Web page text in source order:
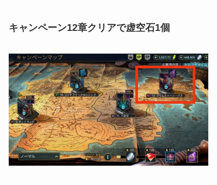
キャンペーン12章クリアで虚空石1個